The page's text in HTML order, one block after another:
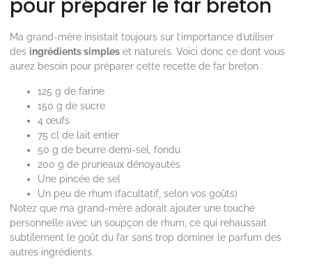
pour préparer le far breton
Ma grand-mère insistait toujours sur l’importance d’utiliser
des ingrédients simples et naturels. Voici donc ce dont vous
aurez besoin pour préparer cette recette de far breton :
125 g de farine
150 g de sucre
4 œufs
75 cl de lait entier
50 g de beurre demi-sel, fondu
200 g de pruneaux dénoyautés
Une pincée de sel
Un peu de rhum (facultatif, selon vos goûts)
Notez que ma grand-mère adorait ajouter une touche
personnelle avec un soupçon de rhum, ce qui rehaussait
subtilement le goût du far sans trop dominer le parfum des
autres ingrédients.